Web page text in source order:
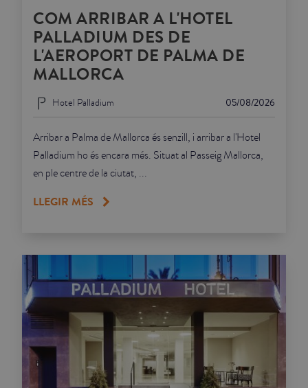
COM ARRIBAR A L'HOTEL
PALLADIUM DES DE
L'AEROPORT DE PALMA DE
MALLORCA
05/08/2026
Hotel Palladium
Arribar a Palma de Mallorca és senzill, i arribar a l'Hotel
Palladium ho és encara més. Situat al Passeig Mallorca,
en ple centre de la ciutat, ...
LLEGIR MÉS